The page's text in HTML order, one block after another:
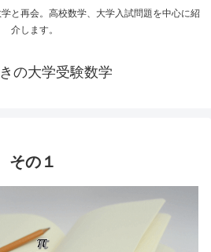
と再会。高校数学、大学入試問題を中心に紹
介します。
の大学受験数学
その１